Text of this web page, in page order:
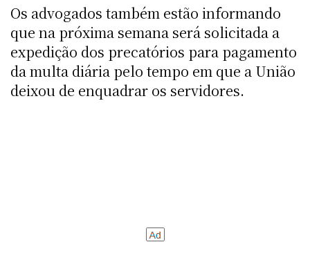
Os advogados também estão informando
que na próxima semana será solicitada a
expedição dos precatórios para pagamento
da multa diária pelo tempo em que a União
deixou de enquadrar os servidores.